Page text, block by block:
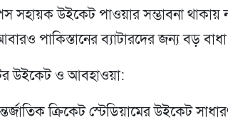
সহায়ক উইকেট পাওয়ার সম্ভাবনা থাকায়
পাকিস্তানের ব্যাটারদের জন্য বড়
উইকেট ও আবহাওয়া:
ক্রিকেট স্টেডিয়ামের উইকেট